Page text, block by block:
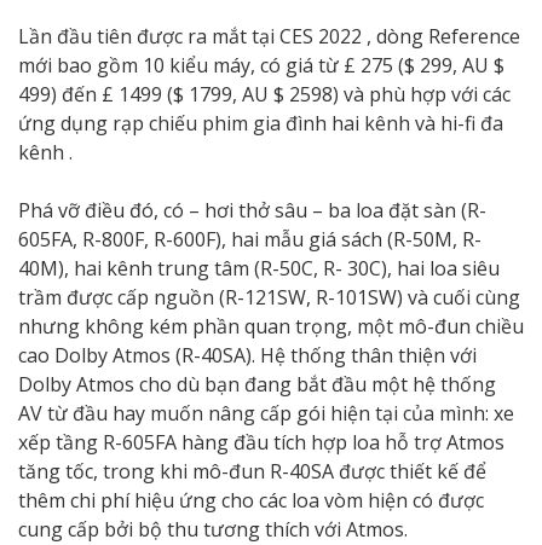
Lần đầu tiên được ra mắt tại CES 2022 , dòng Reference
mới bao gồm 10 kiểu máy, có giá từ £ 275 ($ 299, AU $
499) đến £ 1499 ($ ​​1799, AU $ 2598) và phù hợp với các
ứng dụng rạp chiếu phim gia đình hai kênh và hi-fi đa
kênh .
Phá vỡ điều đó, có – hơi thở sâu – ba loa đặt sàn (R-
605FA, R-800F, R-600F), hai mẫu giá sách (R-50M, R-
40M), hai kênh trung tâm (R-50C, R- 30C), hai loa siêu
trầm được cấp nguồn (R-121SW, R-101SW) và cuối cùng
nhưng không kém phần quan trọng, một mô-đun chiều
cao Dolby Atmos (R-40SA). Hệ thống thân thiện với
Dolby Atmos cho dù bạn đang bắt đầu một hệ thống
AV từ đầu hay muốn nâng cấp gói hiện tại của mình: xe
xếp tầng R-605FA hàng đầu tích hợp loa hỗ trợ Atmos
tăng tốc, trong khi mô-đun R-40SA được thiết kế để
thêm chi phí hiệu ứng cho các loa vòm hiện có được
cung cấp bởi bộ thu tương thích với Atmos.